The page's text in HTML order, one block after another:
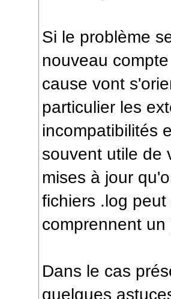
Si le problème
nouveau
cause vont
particulier les
incompatibilités
souvent utile de
mises à jour
fichiers .log
comprennent
Dans le cas
quelques